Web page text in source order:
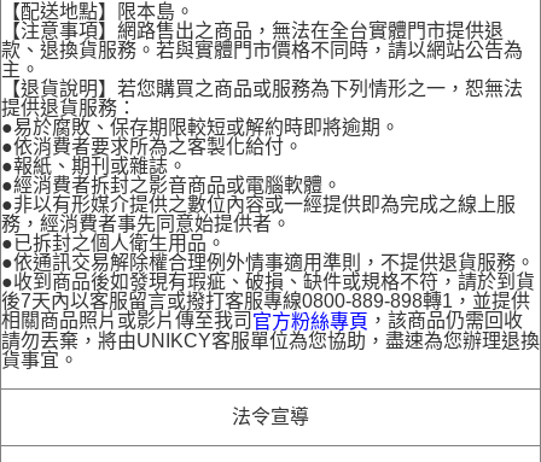
【配送地點】限本島。
【注意事項】網路售出之商品，無法在全台實體門市提供退
款、退換貨服務。若與實體門市價格不同時，請以網站公告為
主。
【退貨說明】若您購買之商品或服務為下列情形之一，恕無法
提供退貨服務：
●易於腐敗、保存期限較短或解約時即將逾期。
●依消費者要求所為之客製化給付。
●報紙、期刊或雜誌。
●經消費者拆封之影音商品或電腦軟體。
●非以有形媒介提供之數位內容或一經提供即為完成之線上服
務，經消費者事先同意始提供者。
●已拆封之個人衛生用品。
●依通訊交易解除權合理例外情事適用準則，不提供退貨服務。
●收到商品後如發現有瑕疵、破損、缺件或規格不符，請於到貨
後7天內以客服留言或撥打客服專線0800-889-898轉1，並提供
相關商品照片或影片傳至我司 官方粉絲專頁 ，該商品仍需回收
請勿丟棄，將由UNIKCY客服單位為您協助，盡速為您辦理退換
貨事宜。
法令宣導